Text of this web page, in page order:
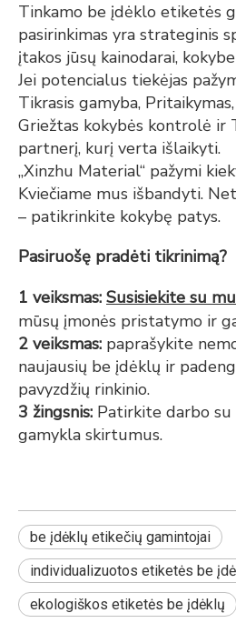
Tinkamo be įdėklo etiketės
pasirinkimas yra strateginis
įtakos jūsų kainodarai,
Jei potencialus tiekėjas
Tikrasis gamyba,
Griežtas kokybės kontrolė ir
partnerį, kurį verta išlaikyti.
„Xinzhu Material“ pažymi
Kviečiame mus išbandyti.
– patikrinkite kokybę patys.
Pasiruošę pradėti tikrinimą?
1 veiksmas: Susisiekite su
mūsų įmonės pristatymo ir
2 veiksmas: paprašykite
naujausių be įdėklų ir
pavyzdžių rinkinio.
3 žingsnis: Patirkite darbo su
gamykla skirtumus.
be įdėklų etikečių gamintojai
individualizuotos etiketės be
ekologiškos etiketės be įdėklų